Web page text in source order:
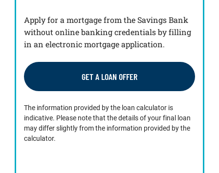
Apply for a mortgage from the Savings Bank
without online banking credentials by filling
in an electronic mortgage application.
GET A LOAN OFFER
The information provided by the loan calculator is
indicative. Please note that the details of your final loan
may differ slightly from the information provided by the
calculator.